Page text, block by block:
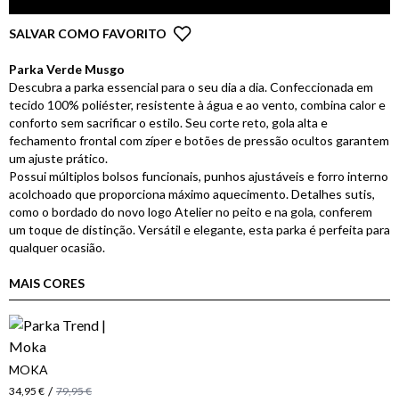
SALVAR COMO FAVORITO
Parka Verde Musgo
Descubra a parka essencial para o seu dia a dia. Confeccionada em
tecido 100% poliéster, resistente à água e ao vento, combina calor e
conforto sem sacrificar o estilo. Seu corte reto, gola alta e
fechamento frontal com zíper e botões de pressão ocultos garantem
um ajuste prático.
Possui múltiplos bolsos funcionais, punhos ajustáveis e forro interno
acolchoado que proporciona máximo aquecimento. Detalhes sutis,
como o bordado do novo logo Atelier no peito e na gola, conferem
um toque de distinção. Versátil e elegante, esta parka é perfeita para
qualquer ocasião.
MAIS CORES
MOKA
34,95 € / 79,95 €